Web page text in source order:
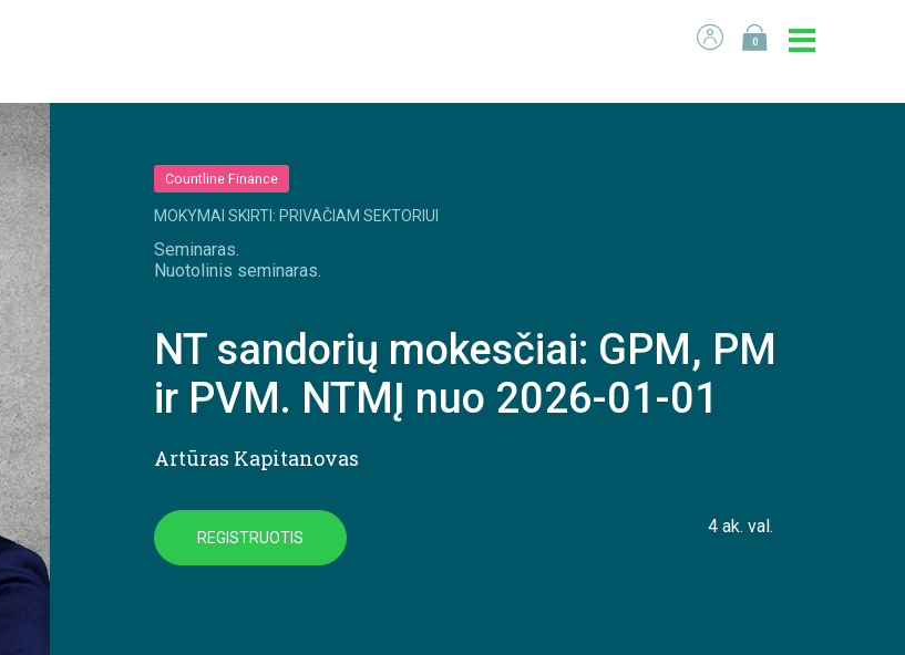
0
Countline Finance
MOKYMAI SKIRTI: PRIVAČIAM SEKTORIUI
Seminaras.
Nuotolinis seminaras.
NT sandorių mokesčiai: GPM, PM
ir PVM. NTMĮ nuo 2026-01-01
Artūras Kapitanovas
REGISTRUOTIS
4 ak. val.